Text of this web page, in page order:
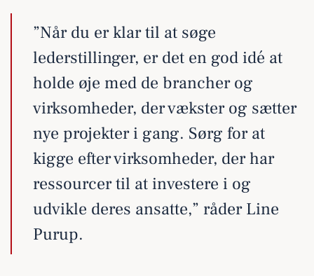
”Når du er klar til at søge
lederstillinger, er det en god idé at
holde øje med de brancher og
virksomheder, der vækster og sætter
nye projekter i gang. Sørg for at
kigge efter virksomheder, der har
ressourcer til at investere i og
udvikle deres ansatte,” råder Line
Purup.